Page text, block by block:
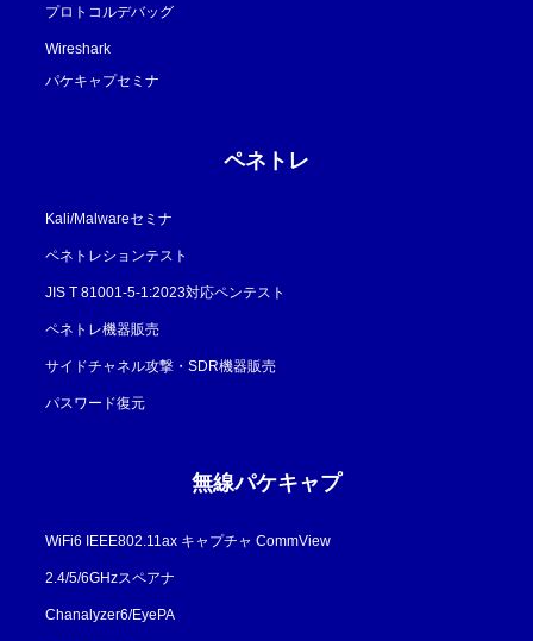
プロトコルデバッグ
Wireshark
パケキャプセミナ
ペネトレ
Kali/Malwareセミナ
ペネトレションテスト
JIS T 81001-5-1:2023対応ペンテスト
ペネトレ機器販売
サイドチャネル攻撃・SDR機器販売
パスワード復元
無線パケキャプ
WiFi6 IEEE802.11ax キャプチャ CommView
2.4/5/6GHzスペアナ
Chanalyzer6/EyePA